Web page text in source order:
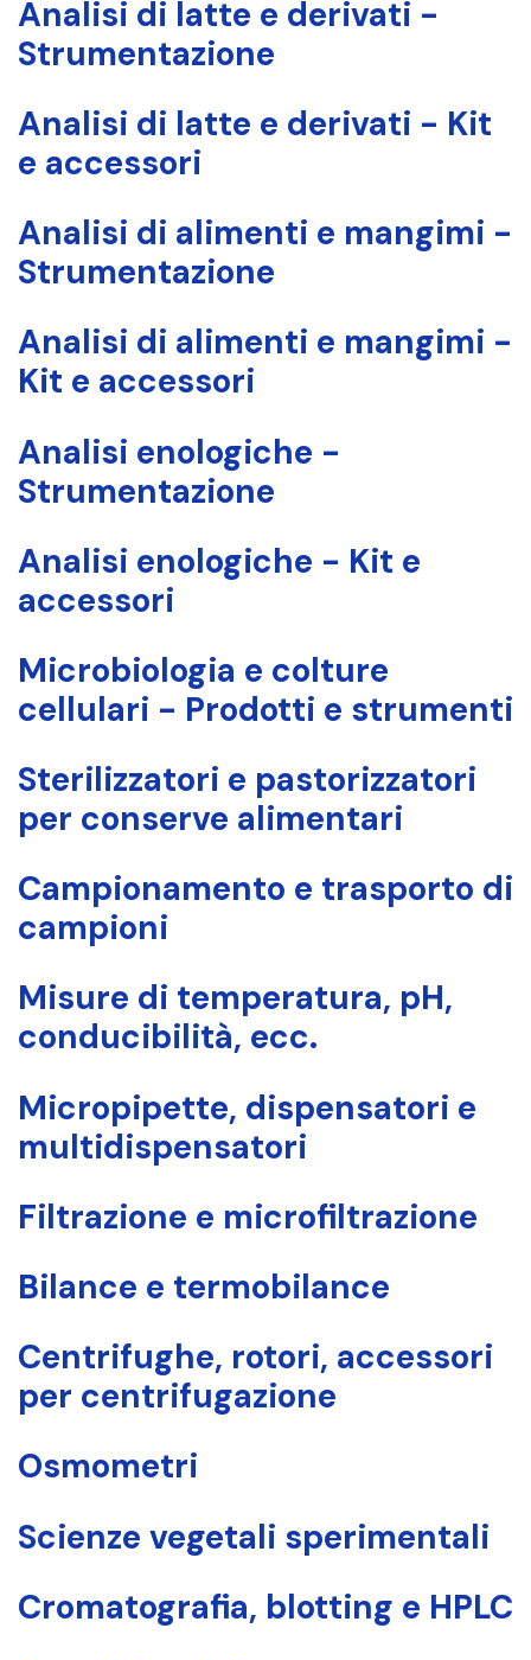
Analisi di latte e derivati -
Strumentazione
Analisi di latte e derivati - Kit
e accessori
Analisi di alimenti e mangimi -
Strumentazione
Analisi di alimenti e mangimi -
Kit e accessori
Analisi enologiche -
Strumentazione
Analisi enologiche - Kit e
accessori
Microbiologia e colture
cellulari - Prodotti e strumenti
Sterilizzatori e pastorizzatori
per conserve alimentari
Campionamento e trasporto di
campioni
Misure di temperatura, pH,
conducibilità, ecc.
Micropipette, dispensatori e
multidispensatori
Filtrazione e microfiltrazione
Bilance e termobilance
Centrifughe, rotori, accessori
per centrifugazione
Osmometri
Scienze vegetali sperimentali
Cromatografia, blotting e HPLC